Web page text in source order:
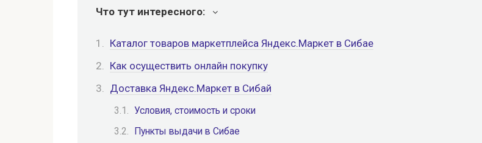
Что тут интересного:
Каталог товаров маркетплейса Яндекс.Маркет в Сибае
Как осуществить онлайн покупку
Доставка Яндекс.Маркет в Сибай
Условия, стоимость и сроки
Пункты выдачи в Сибае